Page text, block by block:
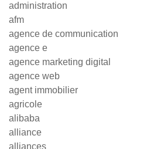
administration
afm
agence de communication
agence e
agence marketing digital
agence web
agent immobilier
agricole
alibaba
alliance
alliances